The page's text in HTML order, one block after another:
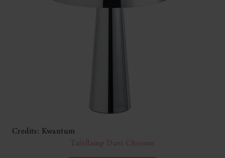
Credits: Kwantum
Tafellamp Dani Chroom